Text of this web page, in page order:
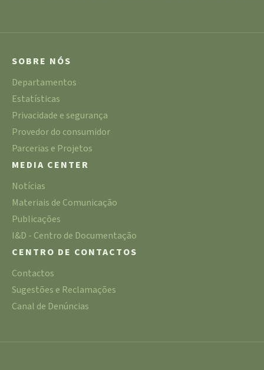
SOBRE NÓS
Departamentos
Estatísticas
Privacidade e segurança
Provedor do consumidor
Parcerias e Projetos
MEDIA CENTER
Notícias
Materiais de Comunicação
Publicações
I&D - Centro de Documentação
CENTRO DE CONTACTOS
Contactos
Sugestões e Reclamações
Canal de Denúncias